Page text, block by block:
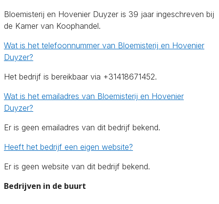
Bloemisterij en Hovenier Duyzer is 39 jaar ingeschreven bij
de Kamer van Koophandel.
Wat is het telefoonnummer van Bloemisterij en Hovenier
Duyzer?
Het bedrijf is bereikbaar via +31418671452.
Wat is het emailadres van Bloemisterij en Hovenier
Duyzer?
Er is geen emailadres van dit bedrijf bekend.
Heeft het bedrijf een eigen website?
Er is geen website van dit bedrijf bekend.
Bedrijven in de buurt